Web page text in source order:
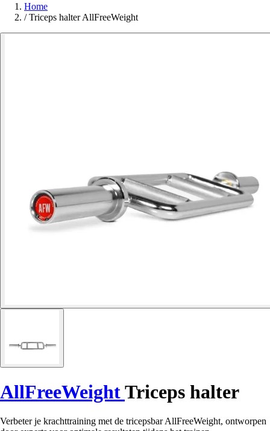
Home
/ Triceps halter AllFreeWeight
AllFreeWeightTriceps halter
Verbeter je krachttraining met de tricepsbar AllFreeWeight, ontworpen